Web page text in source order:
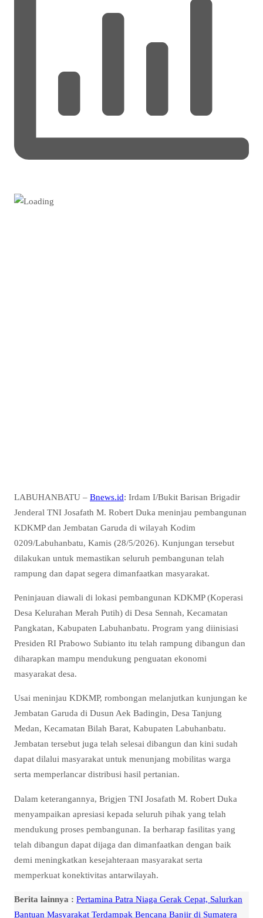
LABUHANBATU – Bnews.id: Irdam I/Bukit Barisan Brigadir
Jenderal TNI Josafath M. Robert Duka meninjau pembangunan
KDKMP dan Jembatan Garuda di wilayah Kodim
0209/Labuhanbatu, Kamis (28/5/2026). Kunjungan tersebut
dilakukan untuk memastikan seluruh pembangunan telah
rampung dan dapat segera dimanfaatkan masyarakat.
Peninjauan diawali di lokasi pembangunan KDKMP (Koperasi
Desa Kelurahan Merah Putih) di Desa Sennah, Kecamatan
Pangkatan, Kabupaten Labuhanbatu. Program yang diinisiasi
Presiden RI Prabowo Subianto itu telah rampung dibangun dan
diharapkan mampu mendukung penguatan ekonomi
masyarakat desa.
Usai meninjau KDKMP, rombongan melanjutkan kunjungan ke
Jembatan Garuda di Dusun Aek Badingin, Desa Tanjung
Medan, Kecamatan Bilah Barat, Kabupaten Labuhanbatu.
Jembatan tersebut juga telah selesai dibangun dan kini sudah
dapat dilalui masyarakat untuk menunjang mobilitas warga
serta memperlancar distribusi hasil pertanian.
Dalam keterangannya, Brigjen TNI Josafath M. Robert Duka
menyampaikan apresiasi kepada seluruh pihak yang telah
mendukung proses pembangunan. Ia berharap fasilitas yang
telah dibangun dapat dijaga dan dimanfaatkan dengan baik
demi meningkatkan kesejahteraan masyarakat serta
memperkuat konektivitas antarwilayah.
Berita lainnya : Pertamina Patra Niaga Gerak Cepat, Salurkan
Bantuan Masyarakat Terdampak Bencana Banjir di Sumatera